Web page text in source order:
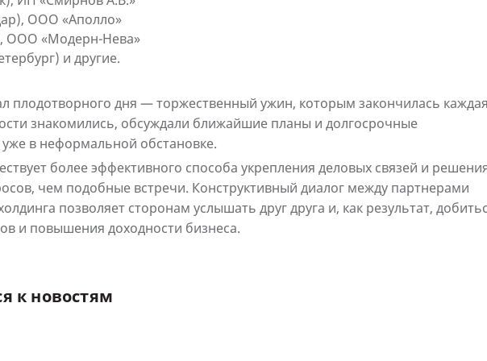
ООО «Аполло»
ООО «Модерн-Нева»
и другие.
плодотворного дня — торжественный ужин, которым закончилась каждая
знакомились, обсуждали ближайшие планы и долгосрочные
в неформальной обстановке.
более эффективного способа укрепления деловых связей и
чем подобные встречи. Конструктивный диалог между партнерами
позволяет сторонам услышать друг друга и, как результат,
и повышения доходности бизнеса.
к новостям